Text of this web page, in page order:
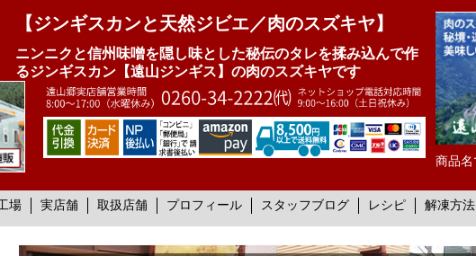
【ジンギスカンと天然ジビエ／肉のスズキヤ】
ニンニクと信州味噌を隠し味とした秘伝のタレを揉み込んで作
るジンギスカン【遠山ジンギス】の肉のスズキヤです
商品
場 実店舗 取扱店舗 プロフィール スタッフブログ レシピ 解凍方法